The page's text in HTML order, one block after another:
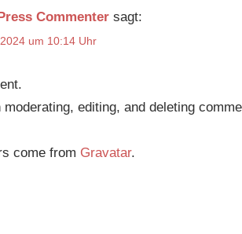
Commenter sagt:
um 10:14 Uhr
moderating, editing, and deleting
come from Gravatar.